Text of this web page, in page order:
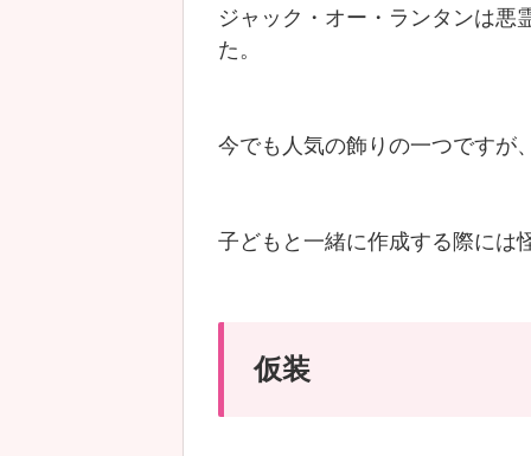
ジャック・オー・ランタンは悪
た。
今でも人気の飾りの一つですが
子どもと一緒に作成する際には
仮装